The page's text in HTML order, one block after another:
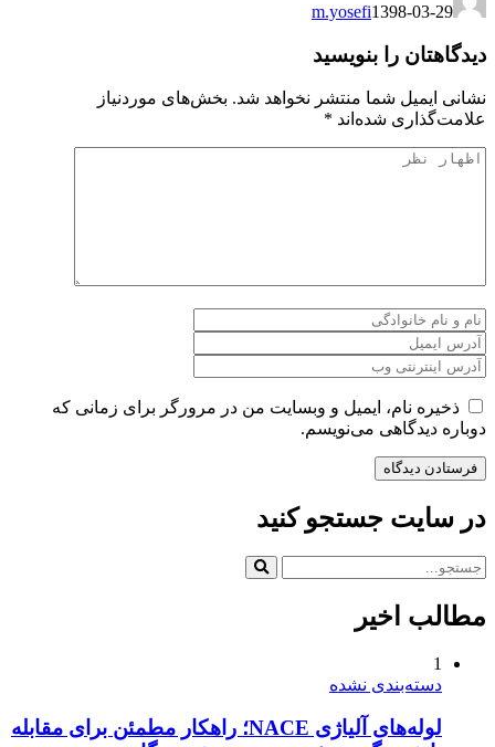
m.yosefi1398-03-29
دیدگاهتان را بنویسید
نشانی ایمیل شما منتشر نخواهد شد. بخش‌های موردنیاز
علامت‌گذاری شده‌اند *
ذخیره نام، ایمیل و وبسایت من در مرورگر برای زمانی که
دوباره دیدگاهی می‌نویسم.
در سایت جستجو کنید
مطالب اخیر
1
دسته‌بندی نشده
لوله‌های آلیاژی NACE؛ راهکار مطمئن برای مقابله